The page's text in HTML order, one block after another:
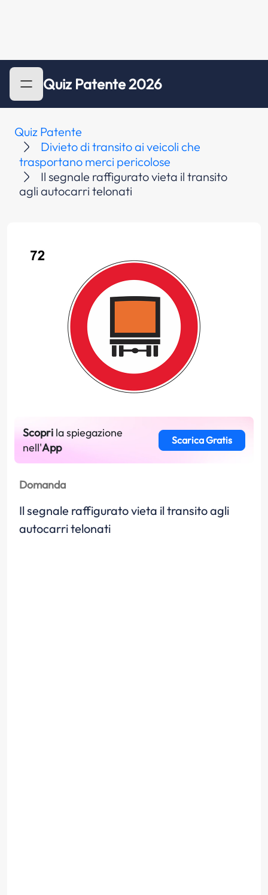
Quiz Patente 2026
Quiz Patente
Divieto di transito ai veicoli che
trasportano merci pericolose
Il segnale raffigurato vieta il transito
agli autocarri telonati
Scopri la spiegazione
nell'App
Scarica Gratis
Domanda
Il segnale raffigurato vieta il transito agli
autocarri telonati